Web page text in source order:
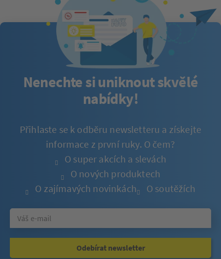
Nenechte si uniknout skvělé
nabídky!
Přihlaste se k odběru newsletteru a získejte
informace z první ruky. O čem?
O super akcích a slevách
O nových produktech
O zajímavých novinkách
O soutěžích
Odebírat newsletter